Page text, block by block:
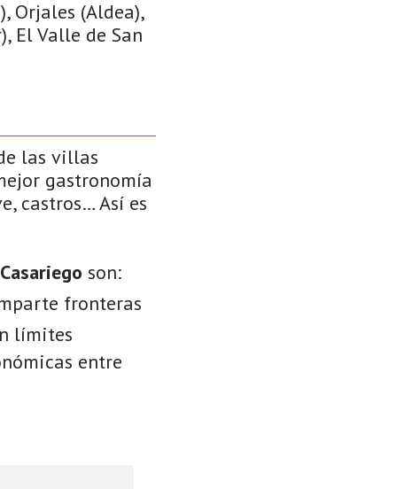
Orjales (Aldea),
El Valle de San
las villas
gastronomía
castros… Así es
son:
fronteras
límites
entre